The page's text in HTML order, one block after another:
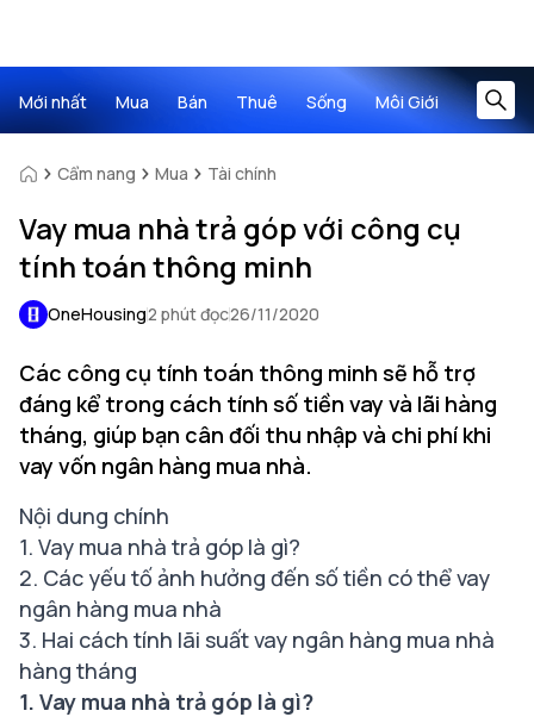
Mới nhất Mua Bán Thuê Sống Môi Giới
Cẩm nang Mua Tài chính
Vay mua nhà trả góp với công cụ
tính toán thông minh
OneHousing2 phút đọc26/11/2020
Các công cụ tính toán thông minh sẽ hỗ trợ
đáng kể trong cách tính số tiền vay và lãi hàng
tháng, giúp bạn cân đối thu nhập và chi phí khi
vay vốn ngân hàng mua nhà.
Nội dung chính
1. Vay mua nhà trả góp là gì?
2. Các yếu tố ảnh hưởng đến số tiền có thể vay
ngân hàng mua nhà
3. Hai cách tính lãi suất vay ngân hàng mua nhà
hàng tháng
1. Vay mua nhà trả góp là gì?